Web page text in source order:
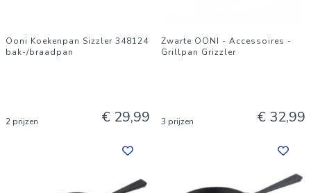
Ooni Koekenpan Sizzler 348124
bak-/braadpan
2 prijzen € 29,99
Zwarte OONI - Accessoires -
Grillpan Grizzler
3 prijzen € 32,99